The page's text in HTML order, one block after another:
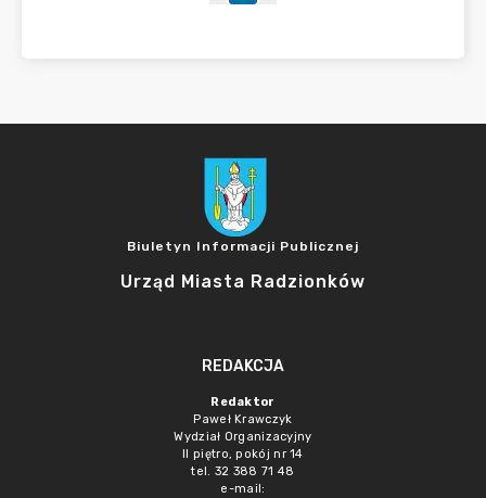
Biuletyn Informacji Publicznej
Urząd Miasta Radzionków
REDAKCJA
Redaktor
Paweł Krawczyk
Wydział Organizacyjny
II piętro, pokój nr 14
tel. 32 388 71 48
e-mail: